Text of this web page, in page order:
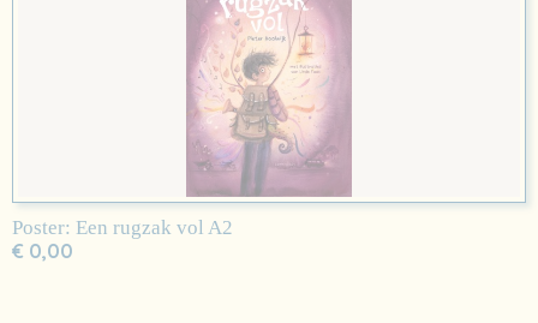
Poster: Een rugzak vol A2
€ 0,00